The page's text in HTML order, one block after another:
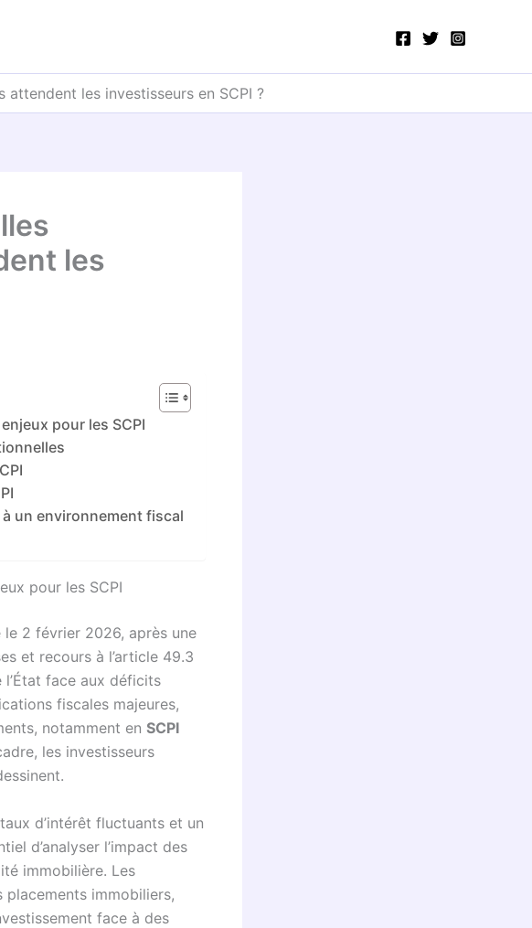
les investisseurs en SCPI ?
les
pour les SCPI
un environnement fiscal
pour les SCPI
2 février 2026, après une
et recours à l’article 49.3
face aux déficits
fiscales majeures,
notamment en SCPI
les investisseurs
d’intérêt fluctuants et un
d’analyser l’impact des
immobilière. Les
placements immobiliers,
face à des